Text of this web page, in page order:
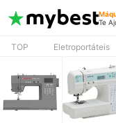
Te
TOP Eletroportáteis